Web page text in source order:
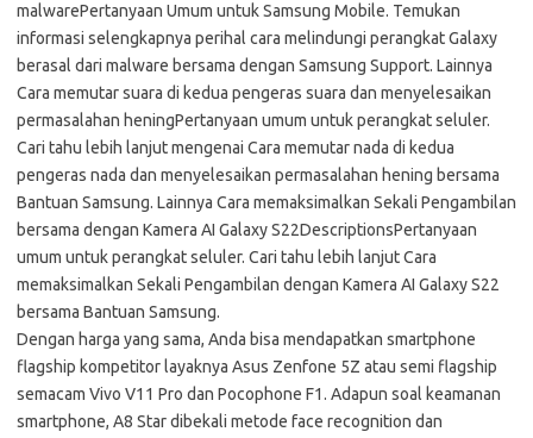
malwarePertanyaan Umum untuk Samsung Mobile. Temukan
informasi selengkapnya perihal cara melindungi perangkat Galaxy
berasal dari malware bersama dengan Samsung Support. Lainnya
Cara memutar suara di kedua pengeras suara dan menyelesaikan
permasalahan heningPertanyaan umum untuk perangkat seluler.
Cari tahu lebih lanjut mengenai Cara memutar nada di kedua
pengeras nada dan menyelesaikan permasalahan hening bersama
Bantuan Samsung. Lainnya Cara memaksimalkan Sekali Pengambilan
bersama dengan Kamera AI Galaxy S22DescriptionsPertanyaan
umum untuk perangkat seluler. Cari tahu lebih lanjut Cara
memaksimalkan Sekali Pengambilan dengan Kamera AI Galaxy S22
bersama Bantuan Samsung.
Dengan harga yang sama, Anda bisa mendapatkan smartphone
flagship kompetitor layaknya Asus Zenfone 5Z atau semi flagship
semacam Vivo V11 Pro dan Pocophone F1. Adapun soal keamanan
smartphone, A8 Star dibekali metode face recognition dan